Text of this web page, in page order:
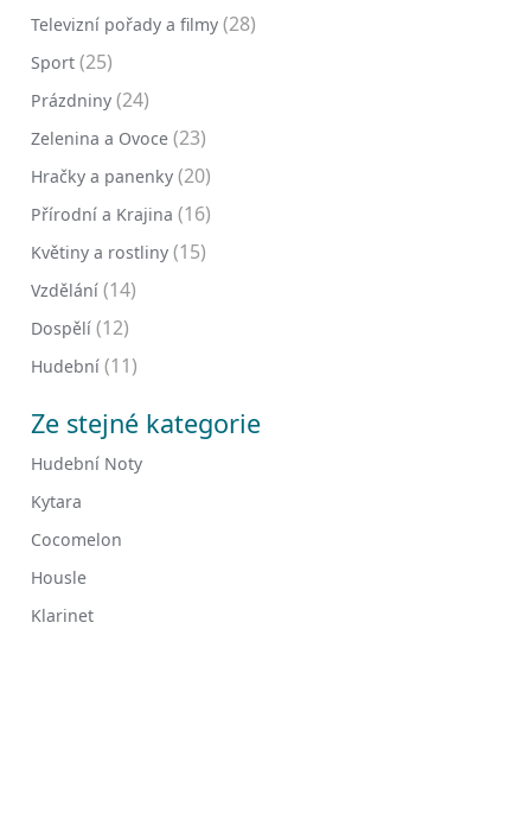
Televizní pořady a filmy (28)
Sport (25)
Prázdniny (24)
Zelenina a Ovoce (23)
Hračky a panenky (20)
Přírodní a Krajina (16)
Květiny a rostliny (15)
Vzdělání (14)
Dospělí (12)
Hudební (11)
Ze stejné kategorie
Hudební Noty
Kytara
Cocomelon
Housle
Klarinet